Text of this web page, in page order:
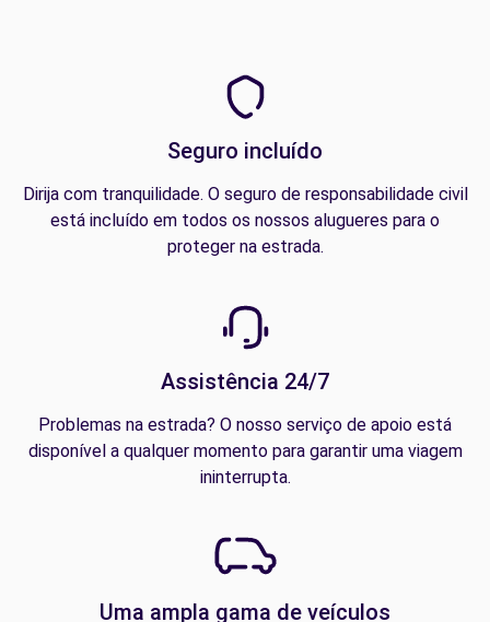
Seguro incluído
Dirija com tranquilidade. O seguro de responsabilidade civil
está incluído em todos os nossos alugueres para o
proteger na estrada.
Assistência 24/7
Problemas na estrada? O nosso serviço de apoio está
disponível a qualquer momento para garantir uma viagem
ininterrupta.
Uma ampla gama de veículos